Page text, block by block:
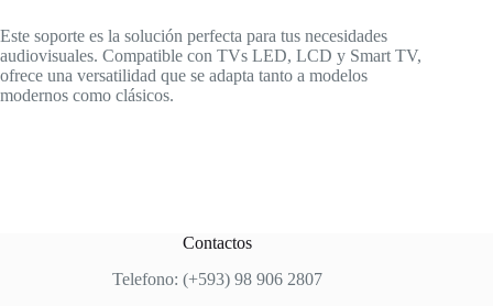
Este soporte es la solución perfecta para tus necesidades
audiovisuales. Compatible con TVs LED, LCD y Smart TV,
ofrece una versatilidad que se adapta tanto a modelos
modernos como clásicos.
Contactos
Telefono: (+593) 98 906 2807